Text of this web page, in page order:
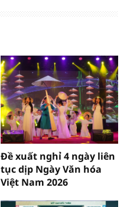
Đề xuất nghỉ 4 ngày liên
tục dịp Ngày Văn hóa
Việt Nam 2026